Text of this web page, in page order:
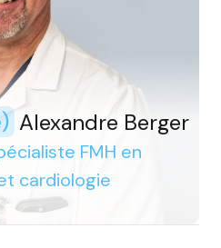
Alexandre Berger
FMH en
cardiologie